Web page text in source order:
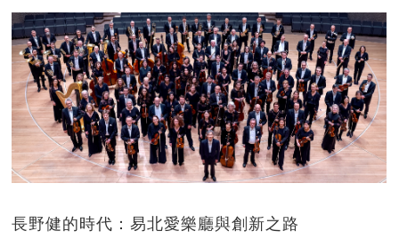
長野健的時代：易北愛樂廳與創新之路